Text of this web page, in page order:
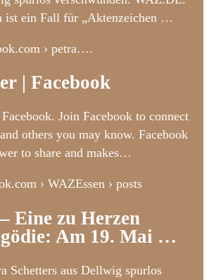
ist ein Fall für „Aktenzeichen …
› petra….
| Facebook
Join Facebook to connect
others you may know. Facebook
to share and makes…
› WAZEssen › posts
Eine zu Herzen
Am 19. Mai …
Schetters aus Dellwig spurlos